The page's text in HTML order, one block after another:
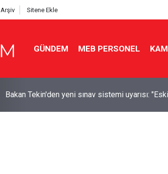
Arşiv Sitene Ekle
GÜNDEM MEB PERSONEL
Bakan Tekin'den yeni sınav sistemi uyarısı: